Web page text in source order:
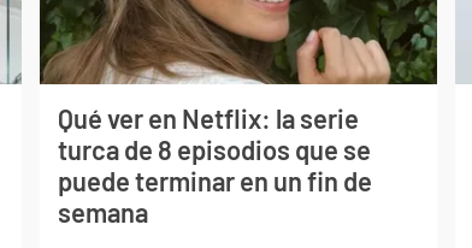
Qué ver en Netflix: la serie
turca de 8 episodios que se
puede terminar en un fin de
semana